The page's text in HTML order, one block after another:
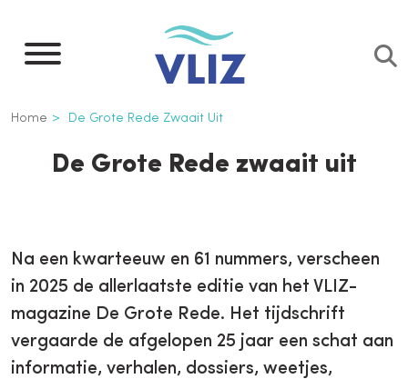
naar
inhoud
Kruimelpad
Home De Grote Rede Zwaait Uit
De Grote Rede zwaait uit
Na een kwarteeuw en 61 nummers, verscheen
in 2025 de allerlaatste editie van het VLIZ-
magazine De Grote Rede. Het tijdschrift
vergaarde de afgelopen 25 jaar een schat aan
informatie, verhalen, dossiers, weetjes,